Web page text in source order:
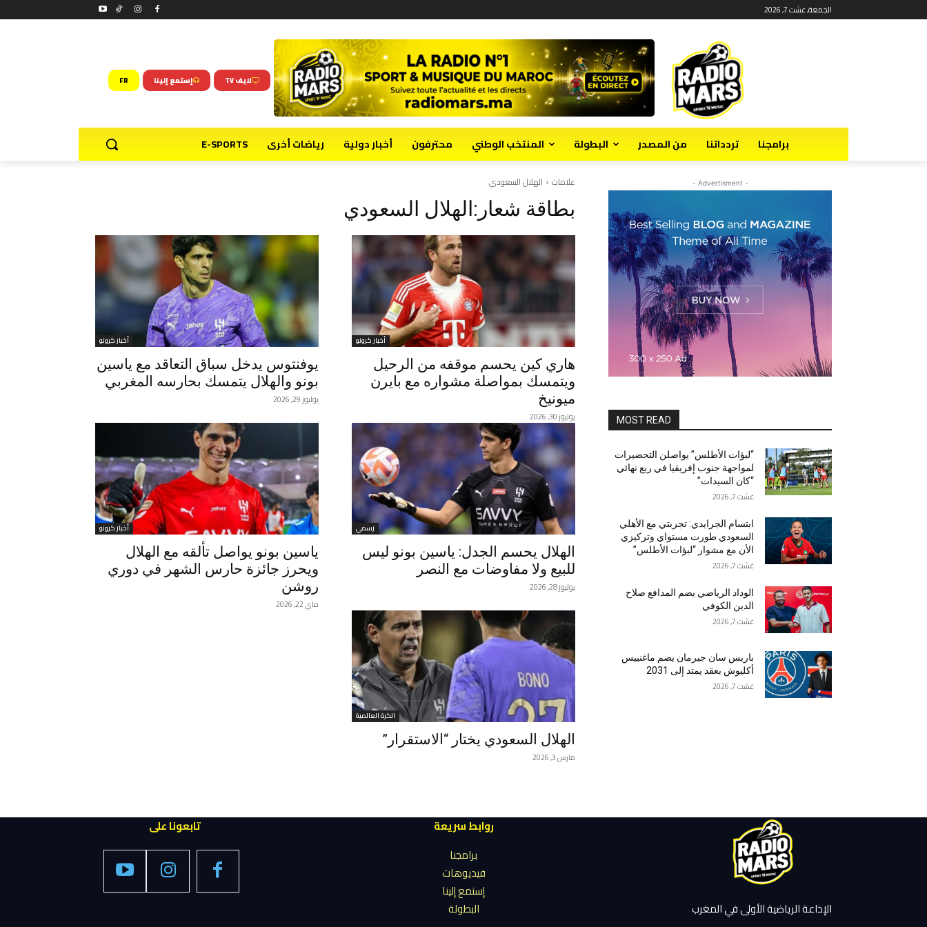
الجمعة, غشت 7, 2026
لايف TV إستمع إلينا FR
برامجنا تردداتنا من المصدر البطولة المنتخب الوطني محترفون أخبار دولية رياضات أخرى E-SPORTS
علامات الهلال السعودي
بطاقة شعار:الهلال السعودي
أخبار كرونو
هاري كين يحسم موقفه من الرحيل
ويتمسك بمواصلة مشواره مع بايرن
ميونيخ
يوليوز 30, 2026
أخبار كرونو
يوفنتوس يدخل سباق التعاقد مع ياسين
بونو والهلال يتمسك بحارسه المغربي
يوليوز 29, 2026
رسمي
الهلال يحسم الجدل: ياسين بونو ليس
للبيع ولا مفاوضات مع النصر
يوليوز 28, 2026
أخبار كرونو
ياسين بونو يواصل تألقه مع الهلال
ويحرز جائزة حارس الشهر في دوري
روشن
ماي 22, 2026
الكرة العالمية
الهلال السعودي يختار “الاستقرار”
مارس 3, 2026
- Advertisment -
MOST READ
“لبؤات الأطلس” يواصلن التحضيرات
لمواجهة جنوب إفريقيا في ربع نهائي
“كان السيدات”
غشت 7, 2026
ابتسام الجرايدي: تجربتي مع الأهلي
السعودي طورت مستواي وتركيزي
الأن مع مشوار “لبؤات الأطلس”
غشت 7, 2026
الوداد الرياضي يضم المدافع صلاح
الدين الكوفي
غشت 7, 2026
باريس سان جيرمان يضم ماغنييس
أكليوش بعقد يمتد إلى 2031
غشت 7, 2026
تابعونا على
روابط سريعة
برامجنا
فيديوهات
إستمع إلينا
البطولة
الإذاعة الرياضية الأولى في المغرب